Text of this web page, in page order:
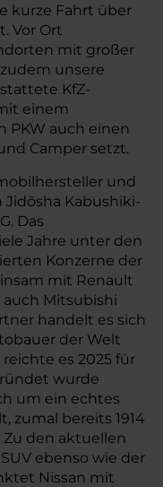
kurze Fahrt über
Vor Ort
mit großer
unsere
KfZ-
einem
PKW auch einen
Camper setzt.
und
Kabushiki-
Das
Jahre unter den
Konzerne der
mit Renault
auch Mitsubishi
handelt es sich
der Welt
es 2025 für
wurde
um ein echtes
zumal bereits 1914
den aktuellen
ebenso wie der
Nissan mit